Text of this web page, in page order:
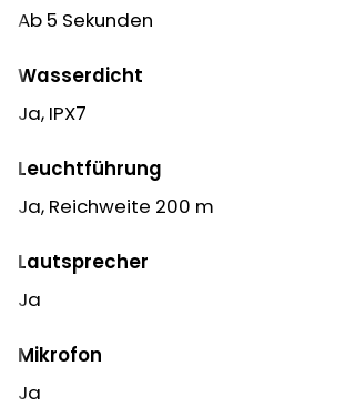
Ab 5 Sekunden
Wasserdicht
Ja, IPX7
Leuchtführung
Ja, Reichweite 200 m
Lautsprecher
Ja
Mikrofon
Ja